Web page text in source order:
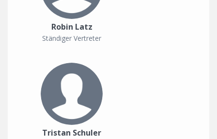
Robin Latz
Ständiger Vertreter
Tristan Schuler